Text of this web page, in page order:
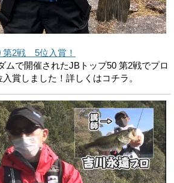
2戦 5位入賞！
ムで開催されたJBトップ50 第2戦でプロ
賞しました！詳しくはコチラ。